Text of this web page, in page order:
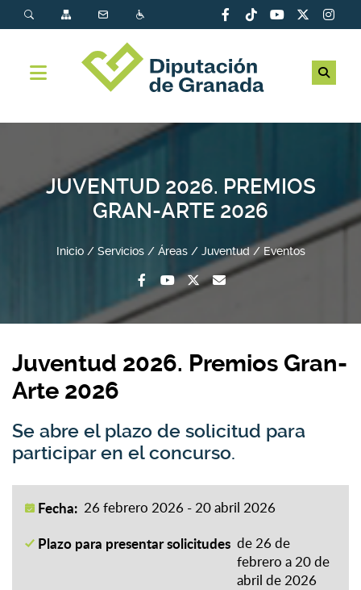
JUVENTUD 2026. PREMIOS
GRAN-ARTE 2026
Inicio Servicios Áreas Juventud Eventos
Juventud 2026. Premios Gran-
Arte 2026
Se abre el plazo de solicitud para
participar en el concurso.
Fecha: 26 febrero 2026 - 20 abril 2026
Plazo para presentar solicitudes de 26 de
febrero a 20 de
abril de 2026